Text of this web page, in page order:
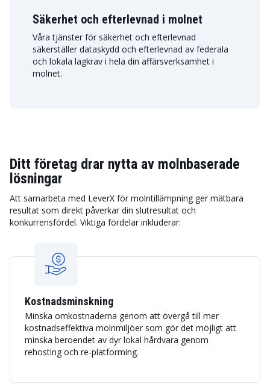
Säkerhet och efterlevnad i molnet
Våra tjänster för säkerhet och efterlevnad
säkerställer dataskydd och efterlevnad av federala
och lokala lagkrav i hela din affärsverksamhet i
molnet.
Ditt företag drar nytta av molnbaserade
lösningar
Att samarbeta med LeverX för molntillämpning ger mätbara
resultat som direkt påverkar din slutresultat och
konkurrensfördel. Viktiga fördelar inkluderar:
Kostnadsminskning
Minska omkostnaderna genom att övergå till mer
kostnadseffektiva molnmiljöer som gör det möjligt att
minska beroendet av dyr lokal hårdvara genom
rehosting och re-platforming.